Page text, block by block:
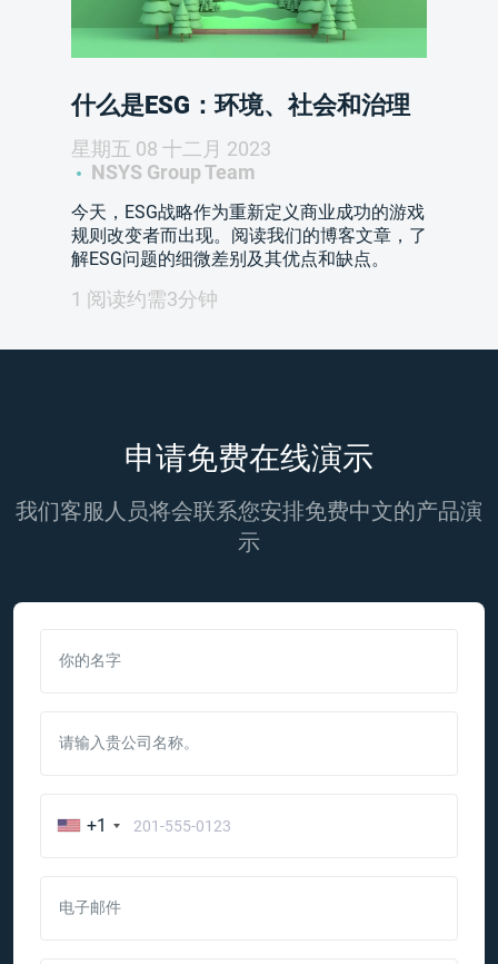
什么是ESG：环境、社会和治理
星期五 08 十二月 2023
NSYS Group Team
今天，ESG战略作为重新定义商业成功的游戏
规则改变者而出现。阅读我们的博客文章，了
解ESG问题的细微差别及其优点和缺点。
1 阅读约需3分钟
申请免费在线演示
我们客服人员将会联系您安排免费中文的产品演
示
你的名字
请输入贵公司名称。
+1
电子邮件